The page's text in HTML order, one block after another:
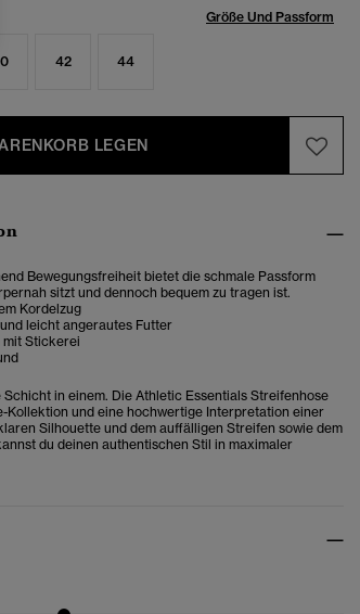
Größe Und Passform
42 44
LEGEN
Bewegungsfreiheit bietet die schmale Passform
sitzt und dennoch bequem zu tragen ist.
Kordelzug
leicht angerautes Futter
mit Stickerei
in einem. Die Athletic Essentials Streifenhose
Kollektion und eine hochwertige Interpretation einer
Silhouette und dem auffälligen Streifen sowie dem
du deinen authentischen Stil in maximaler